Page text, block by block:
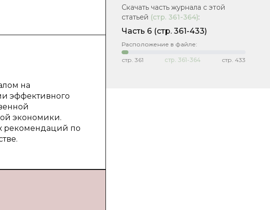
на
эффективного
экономики.
рекомендаций по
Скачать часть журнала с этой
статьей (стр. 361-364):
Часть 6 (стр. 361-433)
Расположение в файле:
стр. 361 стр. 361-364 стр. 433